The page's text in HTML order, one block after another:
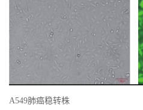
A549肺癌稳转株